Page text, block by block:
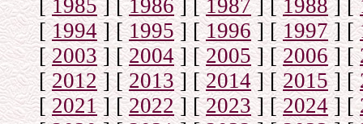
[1985] [1986] [1987] [1988] [
[1994] [1995] [1996] [1997] [
[2003] [2004] [2005] [2006] [
[2012] [2013] [2014] [2015] [
[2021] [2022] [2023] [2024] [